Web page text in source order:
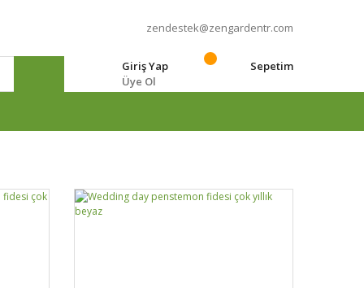
zendestek@zengardentr.com
Giriş Yap
Üye Ol
Sepetim